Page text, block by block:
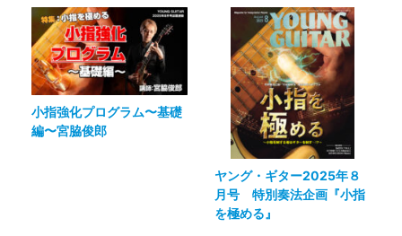
小指強化プログラム〜基礎
編〜宮脇俊郎
ヤング・ギター2025年８
月号 特別奏法企画『小指
を極める』